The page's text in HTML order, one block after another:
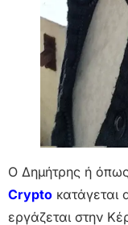
Ο Δημήτρης ή
Crypto κατάγεται
εργάζεται στην